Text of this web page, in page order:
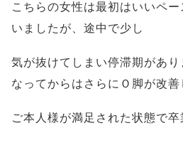
こちらの女性は最初はいいペ
いましたが、途中で少し
気が抜けてしまい停滞期があ
なってからはさらにＯ脚が改善
ご本人様が満足された状態で卒